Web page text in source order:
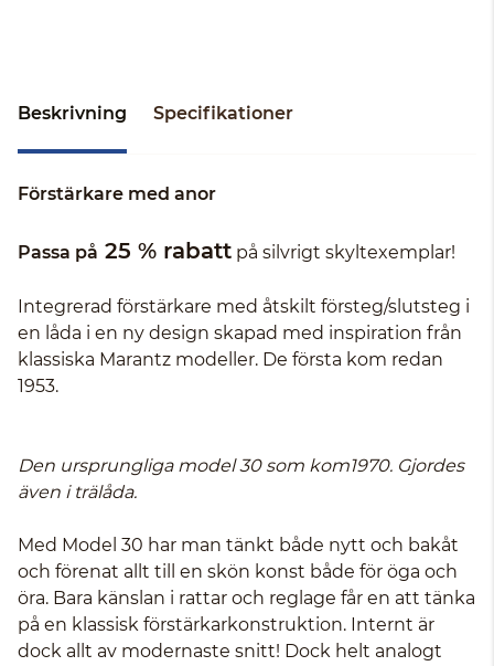
Beskrivning Specifikationer
Förstärkare med anor
Passa på 25 % rabatt på silvrigt skyltexemplar!
Integrerad förstärkare med åtskilt försteg/slutsteg i
en låda i en ny design skapad med inspiration från
klassiska Marantz modeller. De första kom redan
1953.
Den ursprungliga model 30 som kom1970. Gjordes
även i trälåda.
Med Model 30 har man tänkt både nytt och bakåt
och förenat allt till en skön konst både för öga och
öra. Bara känslan i rattar och reglage får en att tänka
på en klassisk förstärkarkonstruktion. Internt är
dock allt av modernaste snitt! Dock helt analogt